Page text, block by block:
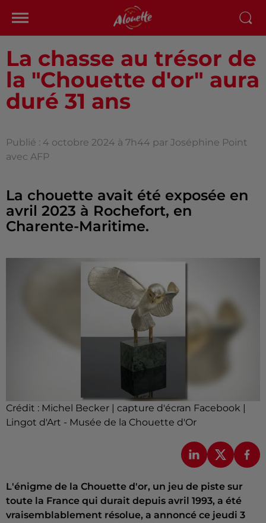
La chasse au trésor de
la "Chouette d'or" aura
duré 31 ans
Publié : 4 octobre 2024 à 7h44 par Joséphine Point
avec AFP
La chouette avait été exposée en
avril 2023 à Rochefort, en
Charente-Maritime.
Crédit : Michel Becker | capture d'écran Facebook |
Lingot d'Art - Musée de la Chouette d'Or
L'énigme de la Chouette d'or, un jeu de piste sur
toute la France qui durait depuis avril 1993, a été
vraisemblablement résolue, a annoncé ce jeudi 3